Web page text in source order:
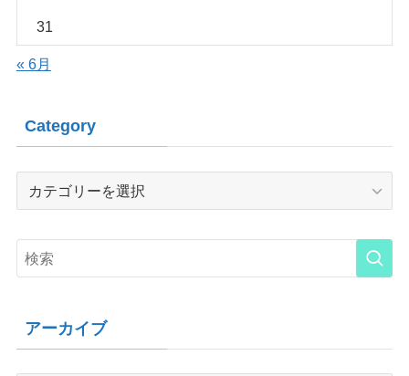
31
« 6月
Category
Category
アーカイブ